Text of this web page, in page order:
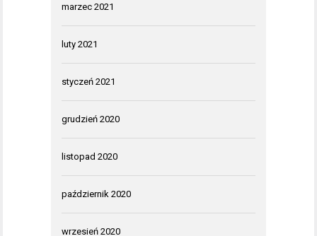
marzec 2021
luty 2021
styczeń 2021
grudzień 2020
listopad 2020
październik 2020
wrzesień 2020